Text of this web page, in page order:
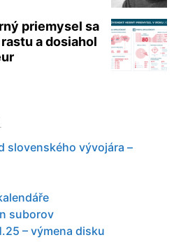
priemysel sa
a dosiahol
slovenského vývojára –
suborov
– výmena disku